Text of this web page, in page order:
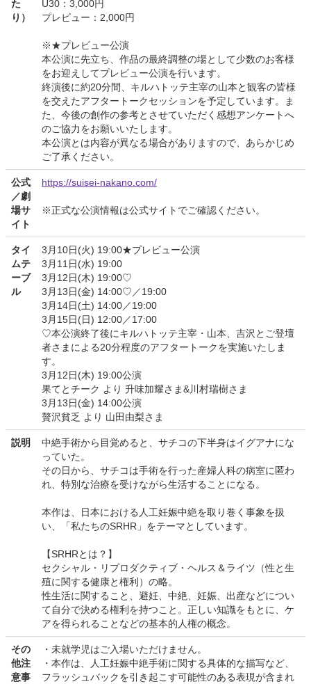
た
り）
U30：3,000円
プレビュー：2,000円
※★プレビュー公演
本公演に先立ち、作品の最終調整の場として少数のお客様
をお迎えしてプレビュー公演を行います。
終演後に約20分間、キルハトッテ主宰の山本と観客の皆様
を交えたアフタートークセッションを予定しています。ま
た、今後の創作の参考とさせていただく感想アンケートへ
のご協力をお願いいたします。
本公演とは内容が異なる場合がありますので、あらかじめ
ご了承ください。
公式
／劇
場サ
イト
https://suisei-nakano.com/
※正式な公演情報は公式サイトでご確認ください。
タイ
ムテ
ーブ
ル
3月10日(火) 19:00★プレビュー公演
3月11日(水) 19:00
3月12日(木) 19:00♡
3月13日(金) 14:00♡／19:00
3月14日(土) 14:00／19:00
3月15日(日) 12:00／17:00
♡本公演終了後にキルハトッテ主宰・山本、吉沢とご登壇
者さまによる20分程度のアフタートークを実施いたしま
す。
3月12日(木) 19:00公演
果てとチーク より 升味加耀さま&川村瑞樹さま
3月13日(金) 14:00公演
贅沢貧乏 より 山田由梨さま
説明
中絶手術から目覚めると、サチコの下半身はイグアナにな
っていた。
その日から、サチコは手術を行った産婦人科の病室に匿わ
れ、特別な治療を受けながら生活することになる。
本作は、日本における人工妊娠中絶を取り巻く事象を扱
い、「私たちのSRHR」をテーマとしています。
【SRHRとは？】
セクシャル・リプロダクティブ・ヘルス＆ライツ（性と生
殖に関する健康と権利）の略。
性生活に関すること、避妊、中絶、妊娠、出産などについ
て自分で決める権利を持つこと。正しい知識をもとに、ケ
アを得られることなどの基本的人権の概念。
その
他注
意事
・未就学児はご入場いただけません。
・本作は、人工妊娠中絶手術に関する具体的な描写など、
フラッシュバックを引き起こす可能性のある表現が含まれ